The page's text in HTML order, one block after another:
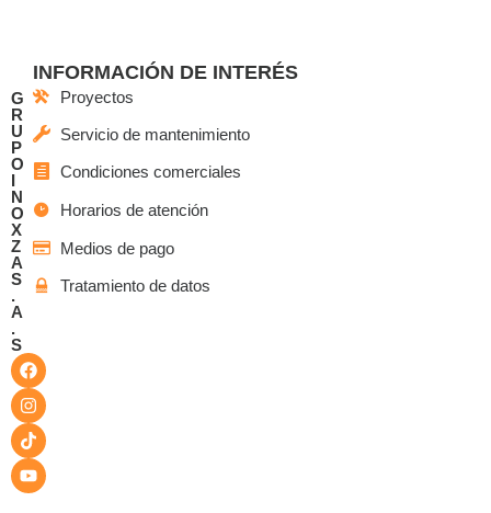
G
R
U
P
O
I
N
O
X
Z
A
S
.
A
.
S
INFORMACIÓN DE INTERÉS
Proyectos
Servicio de mantenimiento
Condiciones comerciales
Horarios de atención
Medios de pago
Tratamiento de datos